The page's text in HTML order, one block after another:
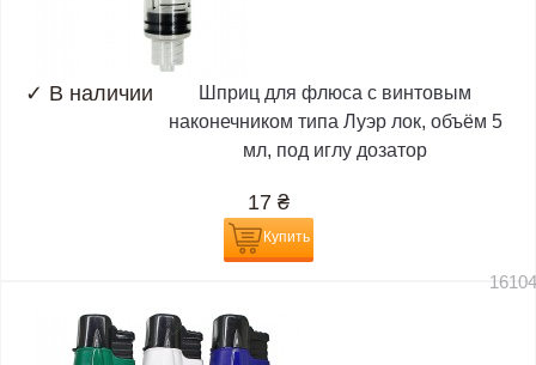
✓ В наличии
Шприц для флюса с винтовым
наконечником типа Луэр лок, объём 5
мл, под иглу дозатор
17 ₴
Купить